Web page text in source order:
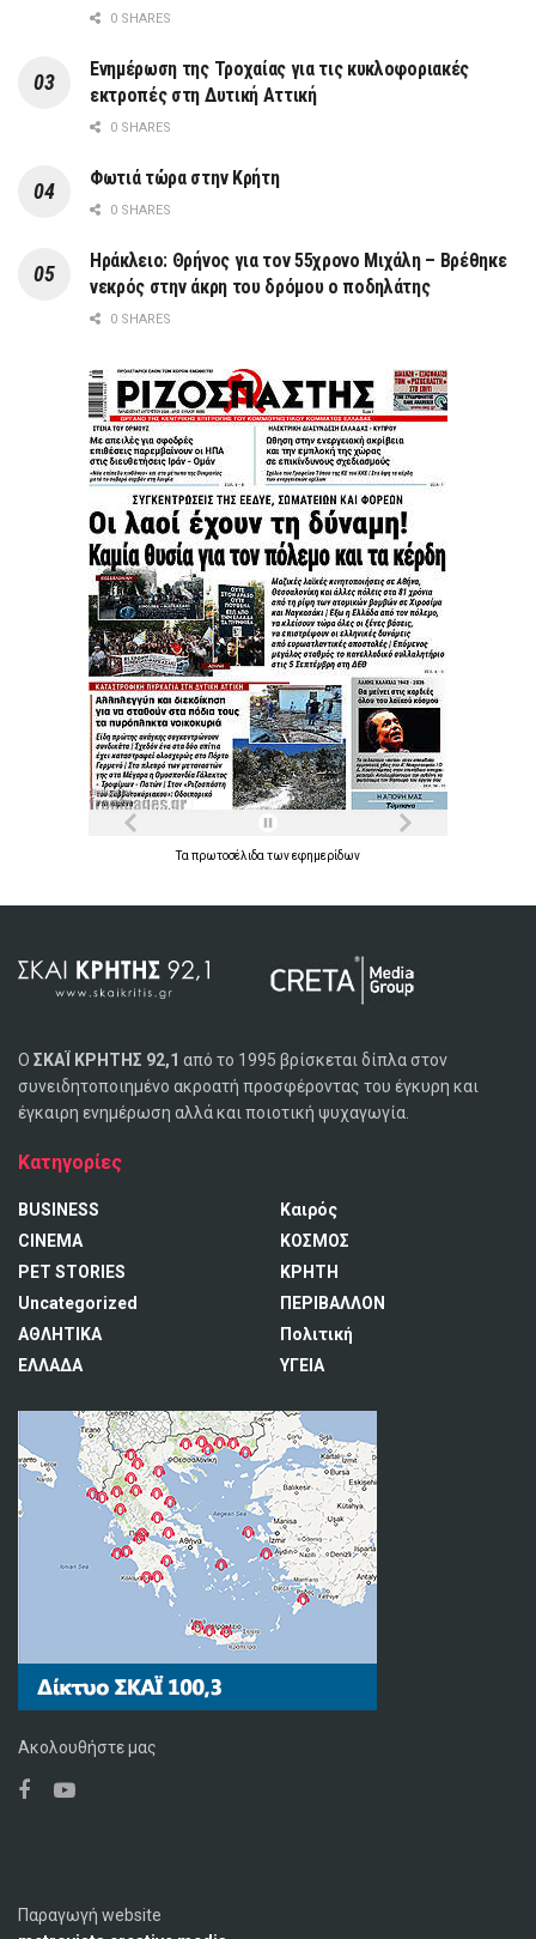
0 SHARES
Ενημέρωση της Τροχαίας για τις κυκλοφοριακές
εκτροπές στη Δυτική Αττική
0 SHARES
Φωτιά τώρα στην Κρήτη
0 SHARES
Ηράκλειο: Θρήνος για τον 55χρονο Μιχάλη – Βρέθηκε
νεκρός στην άκρη του δρόμου ο ποδηλάτης
0 SHARES
Τα πρωτοσέλιδα τωνεφημερίδων
Ο ΣΚΑΪ ΚΡΗΤΗΣ 92,1 από το 1995 βρίσκεται δίπλα στον
συνειδητοποιημένο ακροατή προσφέροντας του έγκυρη και
έγκαιρη ενημέρωση αλλά και ποιοτική ψυχαγωγία.
Κατηγορίες
BUSINESS
CINEMA
PET STORIES
Uncategorized
ΑΘΛΗΤΙΚΑ
ΕΛΛΑΔΑ
Καιρός
ΚΟΣΜΟΣ
ΚΡΗΤΗ
ΠΕΡΙΒΑΛΛΟΝ
Πολιτική
ΥΓΕΙΑ
Ακολουθήστε μας
Παραγωγή website